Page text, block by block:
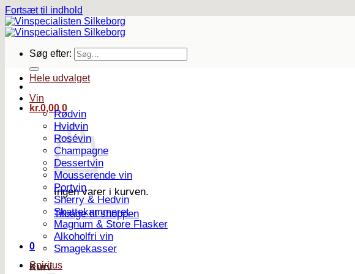
Fortsæt til indhold
Søg efter:
kr.0,00 0
Ingen varer i kurven.
Tilbage til shoppen
0
Kurv
Hele udvalget
Vin
Rødvin
Hvidvin
Rosévin
Champagne
Dessertvin
Mousserende vin
Portvin
Sherry & Hedvin
Skattekammeret
Magnum & Store Flasker
Alkoholfri vin
Smagekasser
Spiritus